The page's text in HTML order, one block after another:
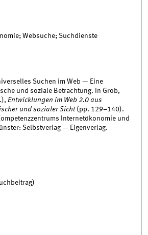
Websuche; Suchdienste
Suchen im Web — Eine
und soziale Betrachtung. In Grob,
Entwicklungen im Web 2.0 aus
und sozialer Sicht(pp. 129–140).
Internetökonomie und
Selbstverlag — Eigenverlag.